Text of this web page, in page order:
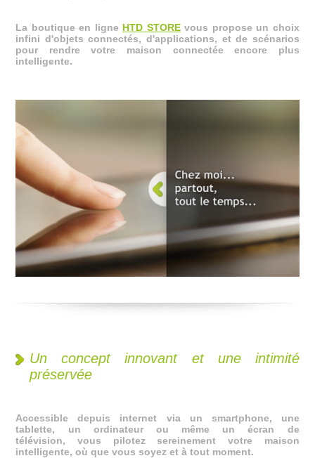
La boutique en ligne HTD STOREvous propose un choix
infini d'objets connectés, d'applications, et de scénarios
pour rendre votre maison connectée encore plus
intelligente.
Un concept innovant et une intimité
préservée
Accessible depuis internet via un smartphone, une
tablette, un ordinateur ou même un écran de
télévision, vous pilotez sereinement votre maison
intelligente, où que vous soyez et à tout moment.